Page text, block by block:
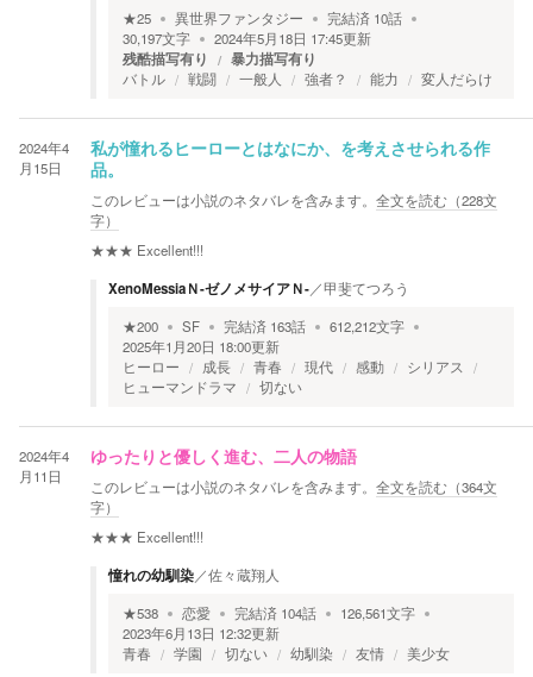
★25 異世界ファンタジー 完結済 10話
30,197文字 2024年5月18日 17:45更新
残酷描写有り 暴力描写有り
バトル 戦闘 一般人 強者？ 能力 変人だらけ
2024年4
月15日
私が憧れるヒーローとはなにか、を考えさせられる作
品。
このレビューは小説のネタバレを含みます。 全文を読む（228文
字）
★★★ Excellent!!!
XenoMessiaＮ-ゼノメサイアＮ-／甲斐てつろう
★200 SF 完結済 163話 612,212文字
2025年1月20日 18:00更新
ヒーロー
成長 青春 現代 感動
シリアス
ヒューマンドラマ
切ない
2024年4
月11日
ゆったりと優しく進む、二人の物語
このレビューは小説のネタバレを含みます。 全文を読む（364文
字）
★★★ Excellent!!!
憧れの幼馴染／佐々蔵翔人
★538 恋愛 完結済 104話 126,561文字
2023年6月13日 12:32更新
青春
学園 切ない 幼馴染 友情 美少女